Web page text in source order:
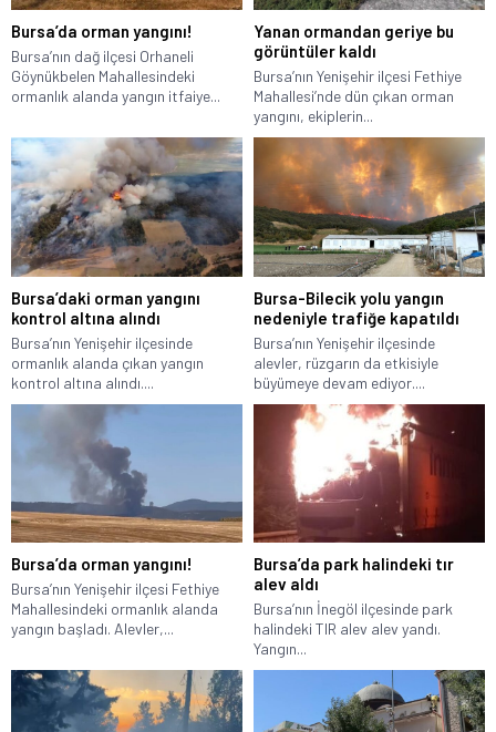
Bursa’da orman yangını!
Bursa’nın dağ ilçesi Orhaneli
Göynükbelen Mahallesindeki
ormanlık alanda yangın itfaiye...
Yanan ormandan geriye bu
görüntüler kaldı
Bursa’nın Yenişehir ilçesi Fethiye
Mahallesi’nde dün çıkan orman
yangını, ekiplerin...
Bursa’daki orman yangını
kontrol altına alındı
Bursa’nın Yenişehir ilçesinde
ormanlık alanda çıkan yangın
kontrol altına alındı....
Bursa-Bilecik yolu yangın
nedeniyle trafiğe kapatıldı
Bursa’nın Yenişehir ilçesinde
alevler, rüzgarın da etkisiyle
büyümeye devam ediyor....
Bursa’da orman yangını!
Bursa’nın Yenişehir ilçesi Fethiye
Mahallesindeki ormanlık alanda
yangın başladı. Alevler,...
Bursa’da park halindeki tır
alev aldı
Bursa’nın İnegöl ilçesinde park
halindeki TIR alev alev yandı.
Yangın...